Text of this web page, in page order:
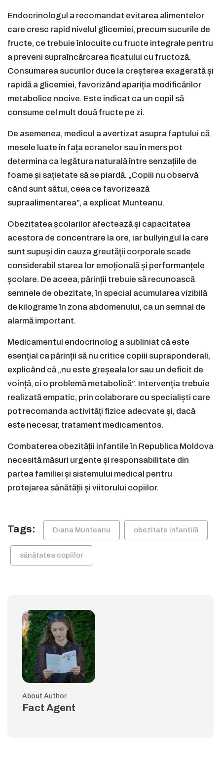
Endocrinologul a recomandat evitarea alimentelor
care cresc rapid nivelul glicemiei, precum sucurile de
fructe, ce trebuie înlocuite cu fructe integrale pentru
a preveni supraîncărcarea ficatului cu fructoză.
Consumarea sucurilor duce la creșterea exagerată și
rapidă a glicemiei, favorizând apariția modificărilor
metabolice nocive. Este indicat ca un copil să
consume cel mult două fructe pe zi.
De asemenea, medicul a avertizat asupra faptului că
mesele luate în fața ecranelor sau în mers pot
determina ca legătura naturală între senzațiile de
foame și sațietate să se piardă. „Copiii nu observă
când sunt sătui, ceea ce favorizează
supraalimentarea”, a explicat Munteanu.
Obezitatea școlarilor afectează și capacitatea
acestora de concentrare la ore, iar bullyingul la care
sunt supuși din cauza greutății corporale scade
considerabil starea lor emoțională și performanțele
școlare. De aceea, părinții trebuie să recunoască
semnele de obezitate, în special acumularea vizibilă
de kilograme în zona abdomenului, ca un semnal de
alarmă important.
Medicamentul endocrinolog a subliniat că este
esențial ca părinții să nu critice copiii supraponderali,
explicând că „nu este greșeala lor sau un deficit de
voință, ci o problemă metabolică”. Intervenția trebuie
realizată empatic, prin colaborare cu specialiști care
pot recomanda activități fizice adecvate și, dacă
este necesar, tratament medicamentos.
Combaterea obezității infantile în Republica Moldova
necesită măsuri urgente și responsabilitate din
partea familiei și sistemului medical pentru
protejarea sănătății și viitorului copiilor.
Tags: Diana Munteanu obezitate infantilă
sănătatea copiilor
About Author
Fact Agent